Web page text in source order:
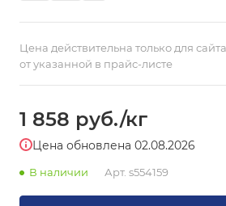
Цена действительна только для
от указанной в прайс-листе
1 858 руб./кг
Цена обновлена 02.08.2026
В наличии Арт. s554159